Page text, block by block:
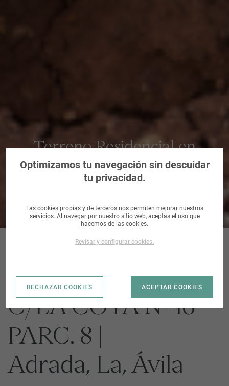
Terreno Residencial en
Adrada, La, Ávila
SUELO URBAN EN
C/LA COTA Nº16
PARC. 8 |
Adrada, La, Ávila
Optimizamos tu navegación sin descuidar
tu privacidad.
Las cookies propias y de terceros nos permiten mejorar nuestros
servicios. Al navegar por nuestro sitio web, aceptas el uso que
hacemos de las cookies.
Revisar y configurar cookies.
RECHAZAR COOKIES ACEPTAR COOKIES